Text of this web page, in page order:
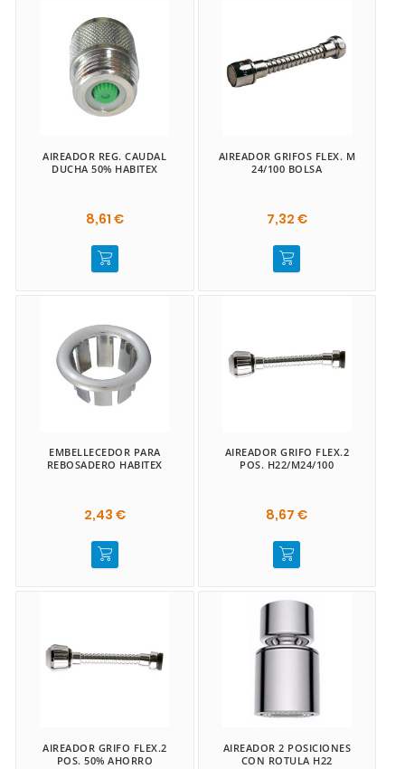
AIREADOR REG. CAUDAL
DUCHA 50% HABITEX
8,61 €
AIREADOR GRIFOS FLEX. M
24/100 BOLSA
7,32 €
EMBELLECEDOR PARA
REBOSADERO HABITEX
2,43 €
AIREADOR GRIFO FLEX.2
POS. H22/M24/100
8,67 €
AIREADOR GRIFO FLEX.2
POS. 50% AHORRO
AIREADOR 2 POSICIONES
CON ROTULA H22